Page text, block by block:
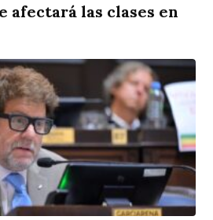
afectará las clases en